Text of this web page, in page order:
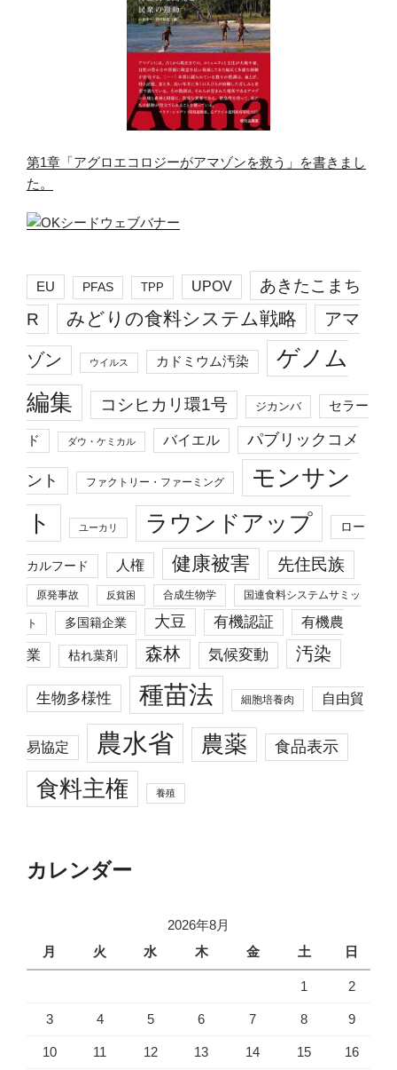
第1章「アグロエコロジーがアマゾンを救う」を書きまし
た。
EU PFAS TPP UPOV
あきたこまち
R
みどりの食料システム戦略 アマ
ゾン ウイルス カドミウム汚染
ゲノム
編集
コシヒカリ環1号 ジカンバ セラー
ド ダウ・ケミカル バイエル パブリックコメ
ント ファクトリー・ファーミング
モンサン
ト
ユーカリ ラウンドアップ ロー
カルフード 人権 健康被害 先住民族
原発事故 反貧困 合成生物学 国連食料システムサミッ
ト 多国籍企業 大豆 有機認証 有機農
業 枯れ葉剤 森林 気候変動 汚染
生物多様性 種苗法 細胞培養肉 自由貿
易協定 農水省 農薬 食品表示
食料主権 養殖
カレンダー
2026年8月
月
火 水 木 金 土 日
1 2
3 4 5 6 7 8 9
10 11 12 13 14 15 16